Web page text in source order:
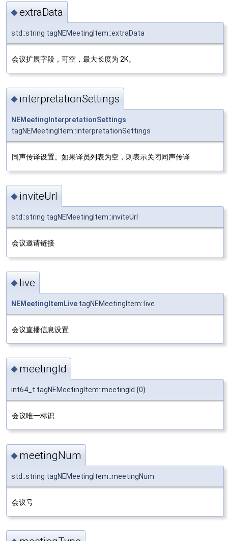
◆extraData
std::string tagNEMeetingItem::extraData
会议扩展字段，可空，最大长度为 2K。
◆ interpretationSettings
NEMeetingInterpretationSettings
tagNEMeetingItem::interpretationSettings
同声传译设置。如果译员列表为空，则表示关闭同声传译
◆ inviteUrl
std::string tagNEMeetingItem::inviteUrl
会议邀请链接
◆ live
NEMeetingItemLive tagNEMeetingItem::live
会议直播信息设置
◆ meetingId
int64_t tagNEMeetingItem::meetingId {0}
会议唯一标识
◆ meetingNum
std::string tagNEMeetingItem::meetingNum
会议号